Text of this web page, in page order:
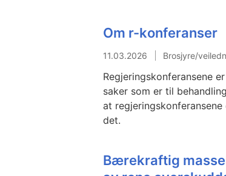
Om r-konferanser
11.03.2026 Brosjyre/
Regjeringskonferansene
saker som er til
at
det.
Bærekraftig